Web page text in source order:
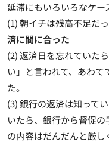
延滞にもいろいろなケー
(1) 朝イチは残高不足だ
済に間に合った
(2) 返済日を忘れていた
い」と言われて、あわて
た。
(3) 銀行の返済は知って
いたら、銀行から督促
の内容はだんだんと厳